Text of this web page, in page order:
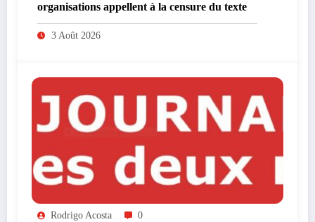
organisations appellent à la censure du texte
3 Août 2026
Rodrigo Acosta 0